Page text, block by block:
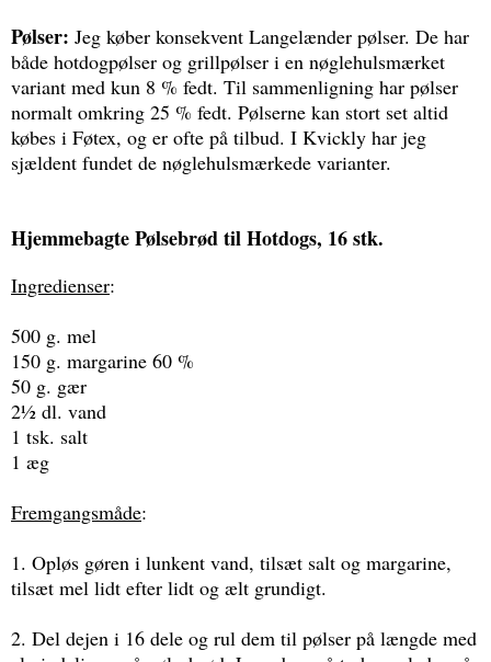
Pølser: Jeg køber konsekvent Langelænder pølser. De har
både hotdogpølser og grillpølser i en nøglehulsmærket
variant med kun 8 % fedt. Til sammenligning har pølser
normalt omkring 25 % fedt. Pølserne kan stort set altid
købes i Føtex, og er ofte på tilbud. I Kvickly har jeg
sjældent fundet de nøglehulsmærkede varianter.
Hjemmebagte Pølsebrød til Hotdogs, 16 stk.
Ingredienser:
500 g. mel
150 g. margarine 60 %
50 g. gær
2½ dl. vand
1 tsk. salt
1 æg
Fremgangsmåde:
1. Opløs gøren i lunkent vand, tilsæt salt og margarine,
tilsæt mel lidt efter lidt og ælt grundigt.
2. Del dejen i 16 dele og rul dem til pølser på længde med